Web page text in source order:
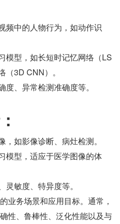
频中的人物行为，如动作识
模型，如长短时记忆网络（LS
3D CNN）。
度、异常检测准确度等。
，如影像诊断、病灶检测。
模型，适应于医学图像的体
灵敏度、特异度等。
业务场景和应用目标。通常，
性、鲁棒性、泛化性能以及与